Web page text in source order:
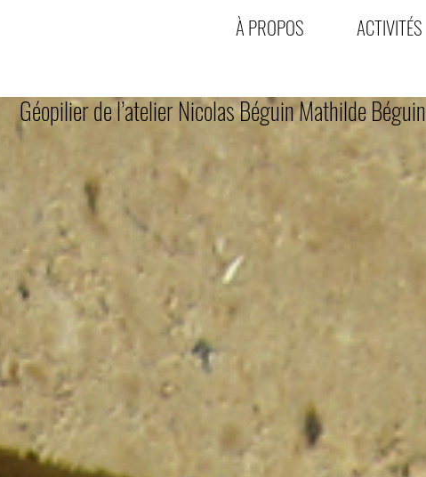
À PROPOS ACTIVITÉS
Géopilier de l’atelier Nicolas Béguin Mathilde Béguin